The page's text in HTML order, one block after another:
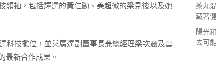
領袖，包括輝達的黃仁勳、美超微的梁見後以及她
科技攤位，並與廣達副董事長兼總經理梁次震及雲
最新合作成果。
藥丸
藏著
陽光
去可